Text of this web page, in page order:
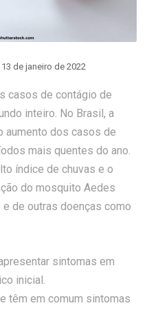
13 de janeiro de 2022
casos de contágio de
inteiro. No Brasil, a
aumento dos casos de
mais quentes do ano.
índice de chuvas e o
do mosquito Aedes
de outras doenças como
sintomas em
inicial.
têm em comum sintomas